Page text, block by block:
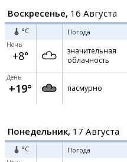
Воскресенье, 16 Августа
°C Погода
Ночь
+8°
значительная
облачность
День
+19° пасмурно
Понедельник, 17 Августа
°C Погода